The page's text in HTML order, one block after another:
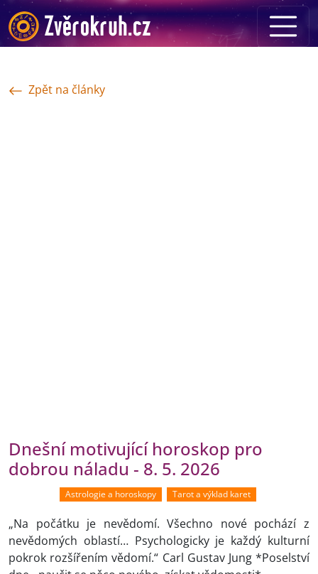
Zpět na články
Dnešní motivující horoskop pro
dobrou náladu - 8. 5. 2026
Astrologie a horoskopy Tarot a výklad karet
„Na počátku je nevědomí. Všechno nové pochází z
nevědomých oblastí… Psychologicky je každý kulturní
pokrok rozšířením vědomí.“ Carl Gustav Jung *Poselství